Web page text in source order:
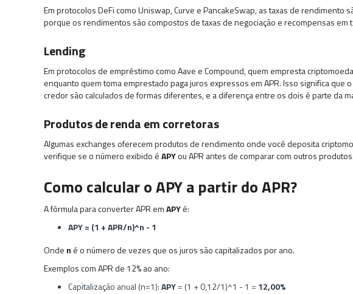
Em protocolos DeFi como Uniswap, Curve e PancakeSwap, as taxas de rendimento
porque os rendimentos são compostos de taxas de negociação e recompensas em
Lending
Em protocolos de empréstimo como Aave e Compound, quem empresta
enquanto quem toma emprestado paga juros expressos em APR. Isso significa que
credor são calculados de formas diferentes, e a diferença entre os dois é parte da
Produtos de renda em corretoras
Algumas exchanges oferecem produtos de rendimento onde você deposita
verifique se o número exibido éAPYou APR antes de comparar com outros produtos.
Como calcular o APY a partir do APR?
A fórmula para converter APR emAPYé:
APY = (1 + APR/n)^n - 1
Onde n é o número de vezes que os juros são capitalizados por ano.
Exemplos com APR de 12% ao ano:
Capitalização anual (n=1):APY= (1 + 0,12/1)^1 - 1 = 12,00%